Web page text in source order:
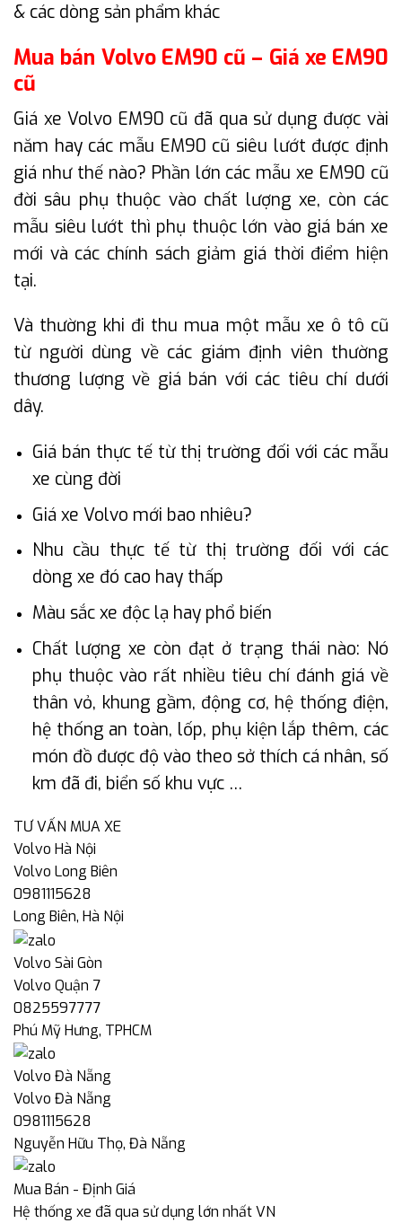
& các dòng sản phẩm khác
Mua bán Volvo EM90 cũ – Giá xe EM90
cũ
Giá xe Volvo EM90 cũ đã qua sử dụng được vài
năm hay các mẫu EM90 cũ siêu lướt được định
giá như thế nào? Phần lớn các mẫu xe EM90 cũ
đời sâu phụ thuộc vào chất lượng xe, còn các
mẫu siêu lướt thì phụ thuộc lớn vào giá bán xe
mới và các chính sách giảm giá thời điểm hiện
tại.
Và thường khi đi thu mua một mẫu xe ô tô cũ
từ người dùng về các giám định viên thường
thương lượng về giá bán với các tiêu chí dưới
dây.
Giá bán thực tế từ thị trường đối với các mẫu
xe cùng đời
Giá xe Volvo mới bao nhiêu?
Nhu cầu thực tế từ thị trường đối với các
dòng xe đó cao hay thấp
Màu sắc xe độc lạ hay phổ biến
Chất lượng xe còn đạt ở trạng thái nào: Nó
phụ thuộc vào rất nhiều tiêu chí đánh giá về
thân vỏ, khung gầm, động cơ, hệ thống điện,
hệ thống an toàn, lốp, phụ kiện lắp thêm, các
món đồ được độ vào theo sở thích cá nhân, số
km đã đi, biển số khu vực …
TƯ VẤN MUA XE
Volvo Hà Nội
Volvo Long Biên
0981115628
Long Biên, Hà Nội
Volvo Sài Gòn
Volvo Quận 7
0825597777
Phú Mỹ Hưng, TPHCM
Volvo Đà Nẵng
Volvo Đà Nẵng
0981115628
Nguyễn Hữu Thọ, Đà Nẵng
Mua Bán - Định Giá
Hệ thống xe đã qua sử dụng lớn nhất VN